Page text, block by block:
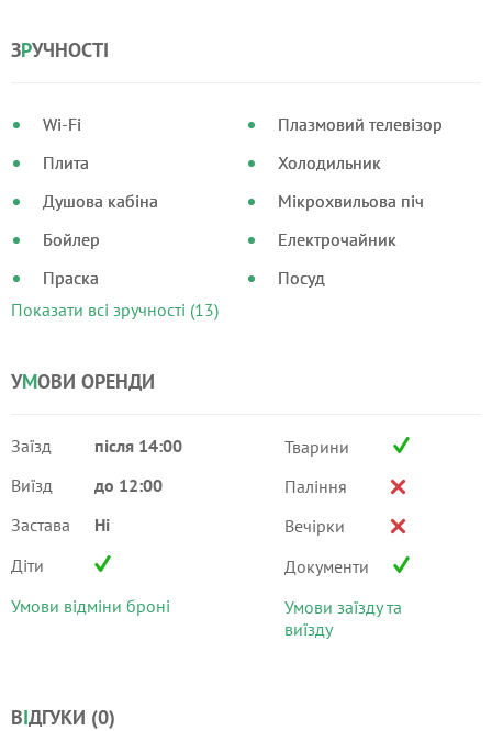
ЗРУЧНОСТІ
Wi-Fi
Плита
Душова кабіна
Бойлер
Праска
Плазмовий телевізор
Холодильник
Мікрохвильова піч
Електрочайник
Посуд
Показати всі зручності (13)
УМОВИ ОРЕНДИ
Заїзд
після 14:00
Виїзд
до 12:00
Застава
Ні
Діти
Умови відміни броні
Тварини
Паління
Вечірки
Документи
Умови заїзду та
виїзду
ВІДГУКИ (0)